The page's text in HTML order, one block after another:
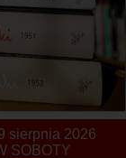
sierpnia 2026
SOBOTY